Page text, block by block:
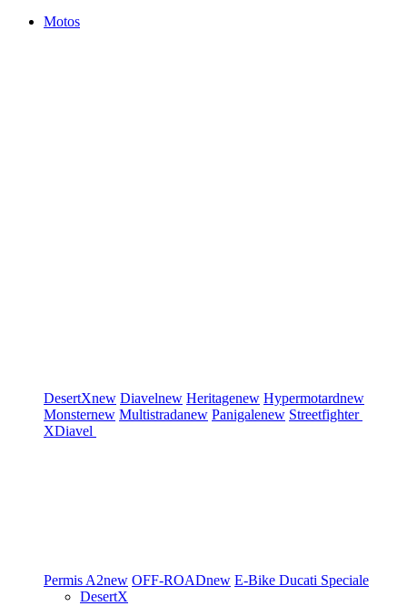
Motos
DesertXnew Diavelnew Heritagenew Hypermotardnew
Monsternew Multistradanew Panigalenew Streetfighter
XDiavel
Permis A2new OFF-ROADnew E-Bike Ducati Speciale
DesertX